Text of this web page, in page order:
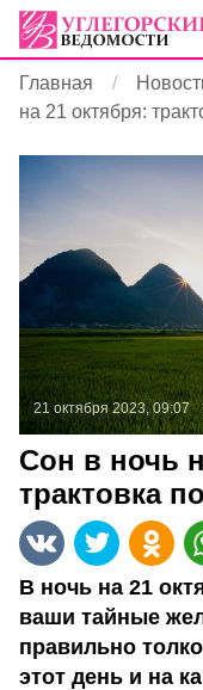
Главная
на 21 октября:
21 октября 2023, 09:07
Сон в ночь
трактовка
В ночь на 21
ваши тайные
правильно
этот день и на